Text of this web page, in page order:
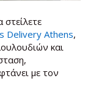
Delivery Athens,
και
με τον